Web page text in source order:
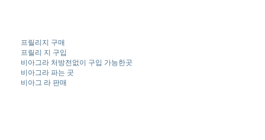
프릴리지 구매
프릴리 지 구입
비아그라 처방전없이 구입 가능한곳
비아그라 파는 곳
비아그 라 판매